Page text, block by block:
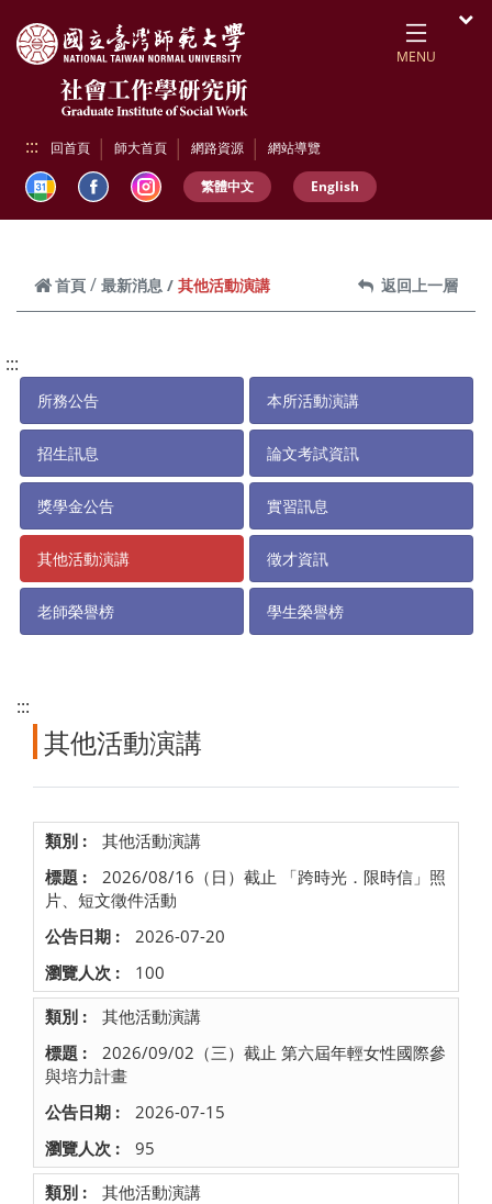
MENU
::: 回首頁 師大首頁 網路資源 網站導覽
繁體中文 English
首頁 最新消息 其他活動演講 返回上一層
:::
所務公告 本所活動演講
招生訊息 論文考試資訊
獎學金公告 實習訊息
其他活動演講 徵才資訊
老師榮譽榜 學生榮譽榜
:::
其他活動演講
其他活動演講
2026/08/16（日）截止 「跨時光．限時信」照
片、短文徵件活動
2026-07-20
100
其他活動演講
2026/09/02（三）截止 第六屆年輕女性國際參
與培力計畫
2026-07-15
95
其他活動演講